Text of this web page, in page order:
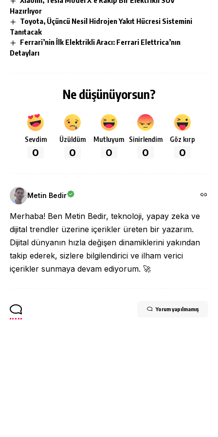
Hazırlıyor
Toyota, Üçüncü Nesil Hidrojen Yakıt Hücresi Sistemini
Tanıtacak
Ferrari’nin İlk Elektrikli Aracı: Ferrari Elettrica’nın
Detayları
Ne düşünüyorsun?
Sevdim
0
Üzüldüm
0
Mutluyum
0
Sinirlendim
0
Göz kırp
0
Metin Bedir
Merhaba! Ben Metin Bedir, teknoloji, yapay zeka ve
dijital trendler üzerine içerikler üreten bir yazarım.
Dijital dünyanın hızla değişen dinamiklerini yakından
takip ederek, sizlere bilgilendirici ve ilham verici
içerikler sunmaya devam ediyorum. 🚀
Yorum yapılmamış